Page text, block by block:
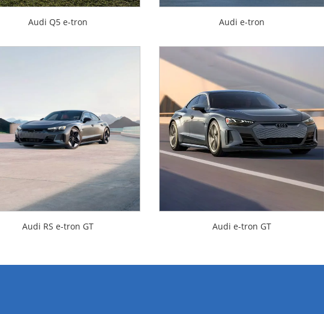
Audi Q5 e-tron Audi e-tron
Audi RS e-tron GT Audi e-tron GT